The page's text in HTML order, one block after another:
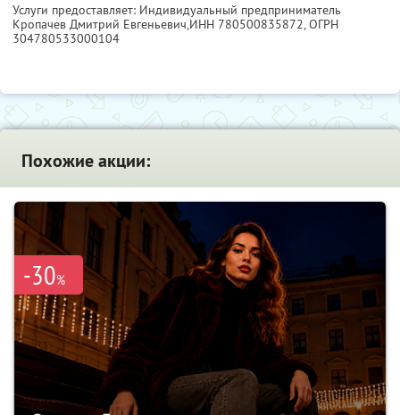
Услуги предоставляет: Индивидуальный предприниматель
Кропачев Дмитрий Евгеньевич, ИНН 780500835872 , ОГРН
304780533000104
Похожие акции:
-30%